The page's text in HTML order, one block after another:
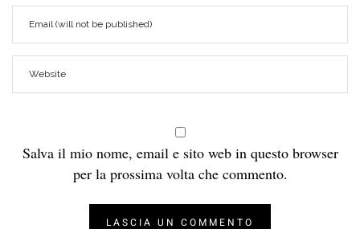
Salva il mio nome, email e sito web in questo browser
per la prossima volta che commento.